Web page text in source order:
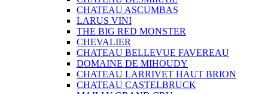
CHATEAU ASCUMBAS
LARUS VINI
THE BIG RED MONSTER
CHEVALIER
CHATEAU BELLEVUE FAVEREAU
DOMAINE DE MIHOUDY
CHATEAU LARRIVET HAUT BRION
CHATEAU CASTELBRUCK